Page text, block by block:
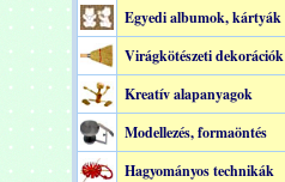
Egyedi albumok, kártyák
Virágkötészeti dekorációk
Kreatív alapanyagok
Modellezés, formaöntés
Hagyományos technikák